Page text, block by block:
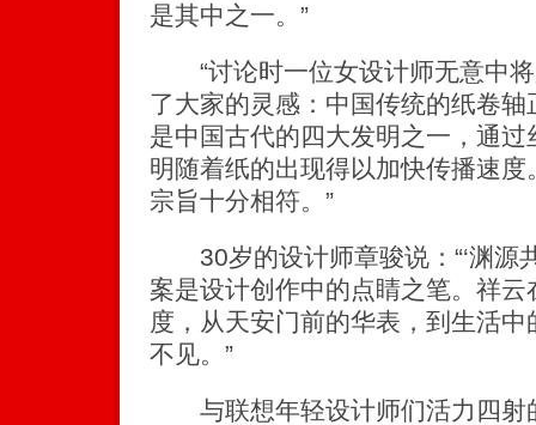
是其中之一。”
“讨论时一位女设计师无意中将
了大家的灵感：中国传统的纸卷
是中国古代的四大发明之一，通
明随着纸的出现得以加快传播速
宗旨十分相符。”
30岁的设计师章骏说：“‘渊源共
案是设计创作中的点睛之笔。祥
度，从天安门前的华表，到生活
不见。”
与联想年轻设计师们活力四射